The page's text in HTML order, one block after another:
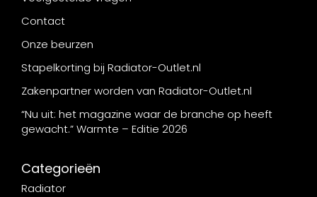
Contact
Onze beurzen
Stapelkorting bij Radiator-Outlet.nl
Zakenpartner worden van Radiator-Outlet.nl
“Nu uit: het magazine waar de branche op heeft
gewacht.” Warmte – Editie 2026
Categorieën
Radiator